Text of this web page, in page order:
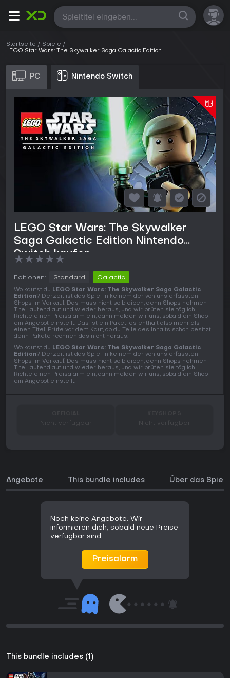
Alle
Startseite
Spiele
LEGO Star Wars: The Skywalker Saga Galactic Edition
PC Nintendo Switch
LEGO Star Wars: The Skywalker
Saga Galactic Edition Nintendo
Switch kaufen
★★★★★
Editionen: Standard Galactic
Wo kaufst du LEGO Star Wars: The Skywalker Saga Galactic
Edition? Derzeit ist das Spiel in keinem der von uns erfassten
Shops im Verkauf. Das muss nicht so bleiben, denn Shops nehmen
Titel laufend auf und wieder heraus, und wir prüfen sie täglich.
Richte einen Preisalarm ein, dann melden wir uns, sobald ein Shop
ein Angebot einstellt. Das ist ein Paket, es enthält also mehr als
einen Titel. Prüfe vor dem Kauf, ob du Teile des Inhalts schon besitzt,
denn Pakete rechnen das nicht heraus.
Wo kaufst du LEGO Star Wars: The Skywalker Saga Galactic
Edition? Derzeit ist das Spiel in keinem der von uns erfassten
Shops im Verkauf. Das muss nicht so bleiben, denn Shops nehmen
Titel laufend auf und wieder heraus, und wir prüfen sie täglich.
Richte einen Preisalarm ein, dann melden wir uns, sobald ein Shop
ein Angebot einstellt.
Nicht verfügbar Nicht verfügbar
Angebote This bundle includes Über das Spiel
Noch keine Angebote. Wir
informieren dich, sobald neue Preise
verfügbar sind.
Preisalarm
This bundle includes (1)